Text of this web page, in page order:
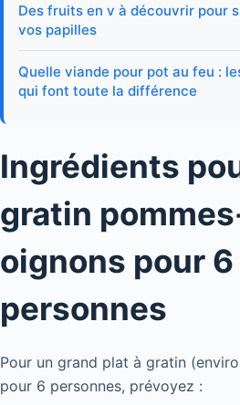
Des fruits en v à découvrir pour
vos papilles
Quelle viande pour pot au feu :
qui font toute la différence
Ingrédients
gratin
oignons pour 6
personnes
Pour un grand plat à gratin
pour 6 personnes, prévoyez :